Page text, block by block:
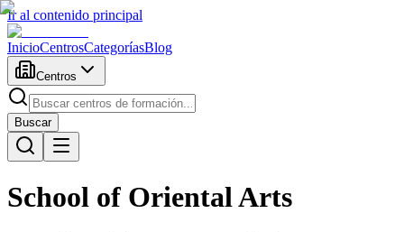
Ir al contenido principal
InicioCentrosCategoríasBlog
Centros
Buscar
School of Oriental Arts